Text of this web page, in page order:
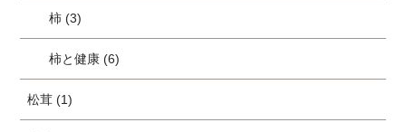
柿 (3)
柿と健康 (6)
松茸 (1)